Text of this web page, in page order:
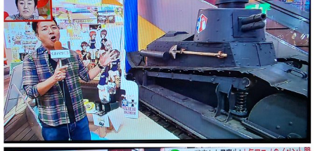
【艦これ】競泳水着いんのかよ
【ウマ娘】ディザイアの謎ポーズ、完全にアレと一致ｗｗｗ
【競馬】G1・2勝 アスコリピチェーノが引退 繁殖入りへ
Powered by livedoor 相互RSS